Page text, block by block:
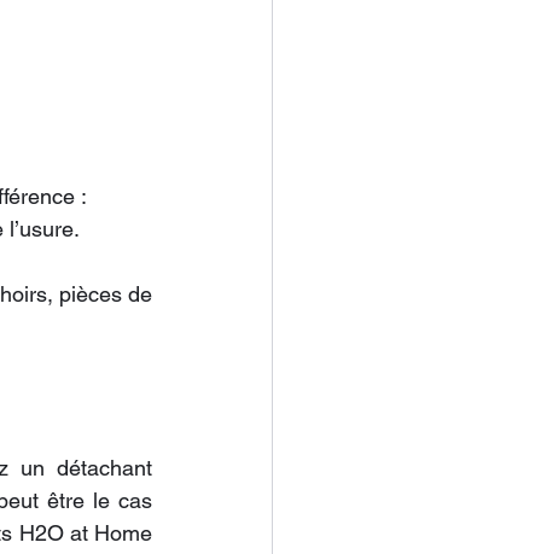
:
pièces de
un détachant
être le cas
H2O at Home